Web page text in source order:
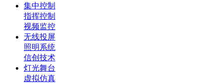
集中控制
指挥控制
视频监控
无线投屏
照明系统
信创技术
灯光舞台
虚拟仿真